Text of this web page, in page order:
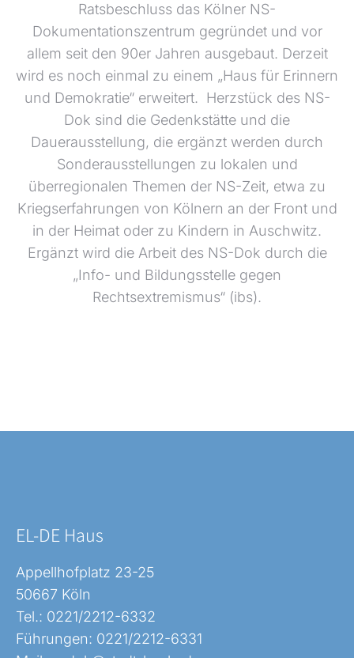
Ratsbeschluss das Kölner NS-
Dokumentationszentrum gegründet und vor
allem seit den 90er Jahren ausgebaut. Derzeit
wird es noch einmal zu einem „Haus für Erinnern
und Demokratie“ erweitert. Herzstück des NS-
Dok sind die Gedenkstätte und die
Dauerausstellung, die ergänzt werden durch
Sonderausstellungen zu lokalen und
überregionalen Themen der NS-Zeit, etwa zu
Kriegserfahrungen von Kölnern an der Front und
in der Heimat oder zu Kindern in Auschwitz.
Ergänzt wird die Arbeit des NS-Dok durch die
„Info- und Bildungsstelle gegen
Rechtsextremismus“ (ibs).
EL-DE Haus
Appellhofplatz 23-25
50667 Köln
Tel.: 0221/2212-6332
Führungen: 0221/2212-6331